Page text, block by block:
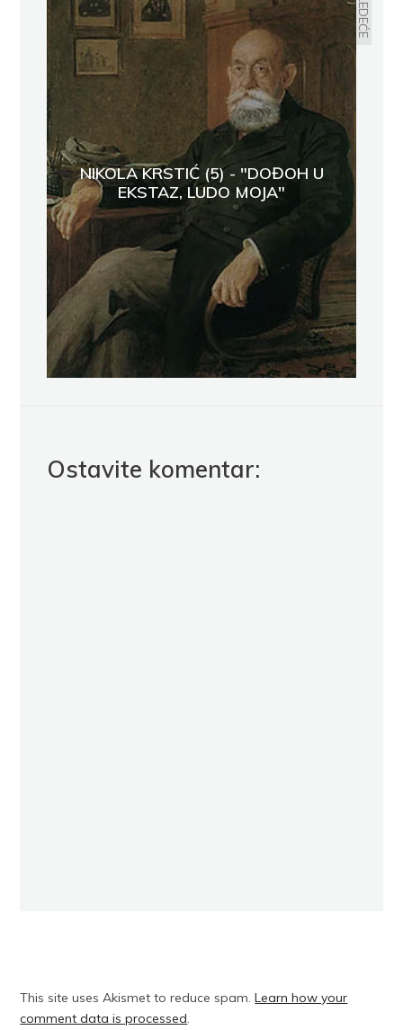
SLEDEĆE
NIKOLA KRSTIĆ (5) - "DOĐOH U
EKSTAZ, LUDO MOJA"
Ostavite komentar:
This site uses Akismet to reduce spam.Learn how your
comment data is processed.